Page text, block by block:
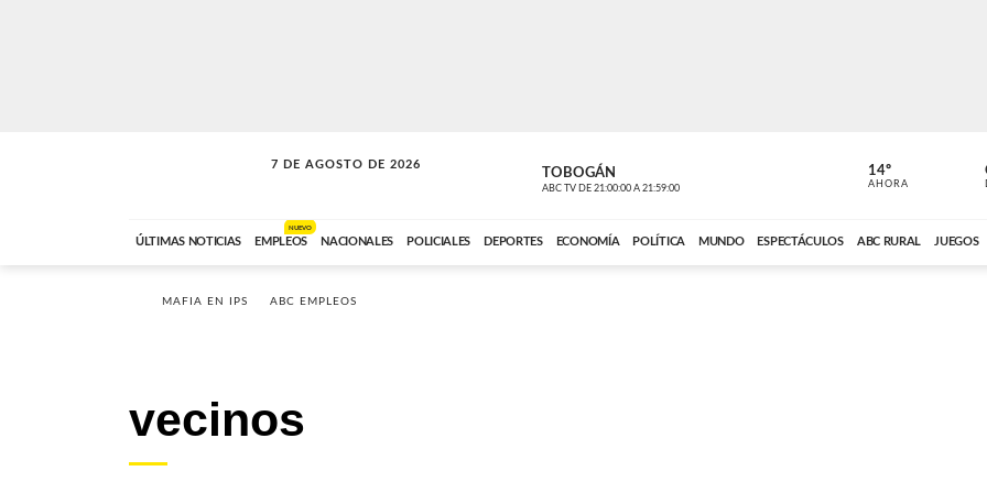
7 DE AGOSTO DE 2026
SOLO MÚSICA TOBOGÁN
ABC TV DE 21:00:00 A 21:59:00
DE TODO
ABC CARDINAL
14º
AHORA
ÚLTIMAS NOTICIAS EMPLEOS
NUEVO
NACIONALES POLICIALES DEPORTES ECONOMÍA POLÍTICA MUNDO ESPECTÁCULOS ABC RURAL JUEGOS
MAFIA EN IPS ABC EMPLEOS
vecinos